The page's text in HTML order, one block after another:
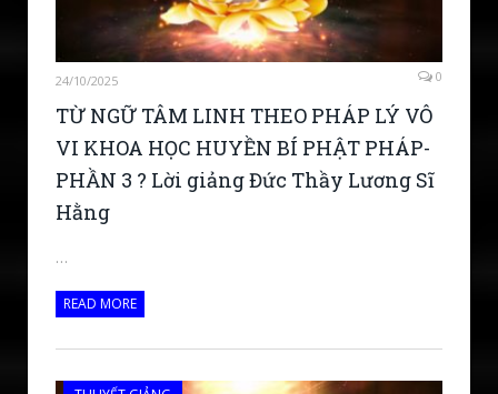
24/10/2025 0
TỪ NGỮ TÂM LINH THEO PHÁP LÝ VÔ
VI KHOA HỌC HUYỀN BÍ PHẬT PHÁP-
PHẦN 3 ? Lời giảng Đức Thầy Lương Sĩ
Hằng
…
READ MORE